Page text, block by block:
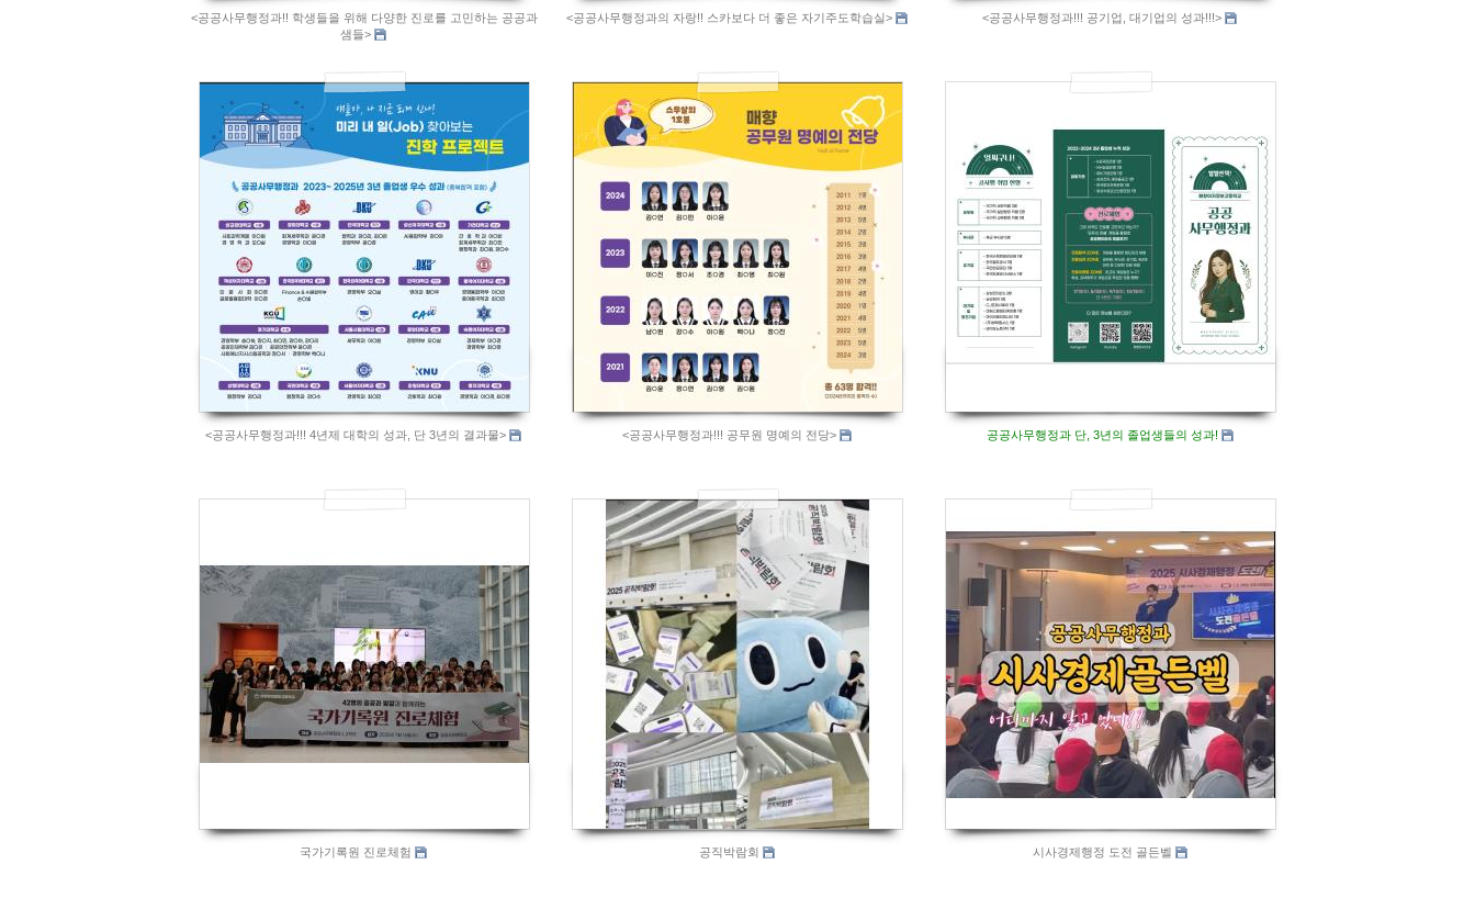
<공공사무행정과!! 학생들을 위해 다양한 진로를 고민하는 공공과
샘들>
<공공사무행정과의 자랑!! 스카보다 더 좋은 자기주도학습실> <공공사무행정과!!! 공기업, 대기업의 성과!!!>
842
<공공사무행정과!!! 4년제 대학의 성과, 단 3년의 결과물>
952
<공공사무행정과!!! 공무원 명예의 전당>
714
공공사무행정과 단, 3년의 졸업생들의 성과!
780
국가기록원 진로체험 공직박람회
635
시사경제행정 도전 골든벨